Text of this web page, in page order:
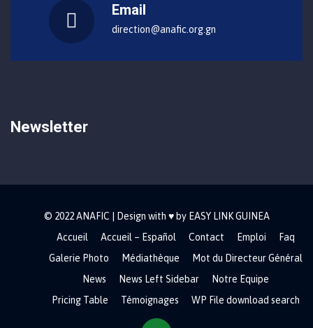
Email
direction@anafic.org.gn
Newsletter
© 2022 ANAFIC | Design with ♥ by EASY LINK GUINEA
Accueil
Accueil – Español Contact Emploi
Faq
Galerie Photo
Médiathèque
Mot du Directeur Général
News
News Left Sidebar
Notre Equipe
Pricing Table
Témoignages WP File download search